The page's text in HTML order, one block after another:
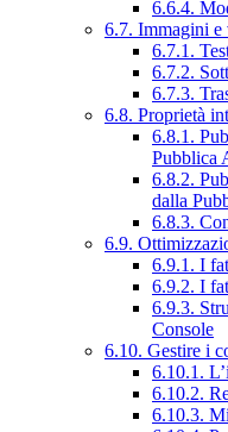
6.6.4.
6.7. Immagini e
6.7.1.
6.7.2.
6.7.3.
6.8. Proprietà
6.8.1.
Pubblica
6.8.2.
dalla
6.8.3.
6.9.
6.9.1. I
6.9.2. I
6.9.3.
Console
6.10. Gestire i
6.10.1.
6.10.2.
6.10.3.